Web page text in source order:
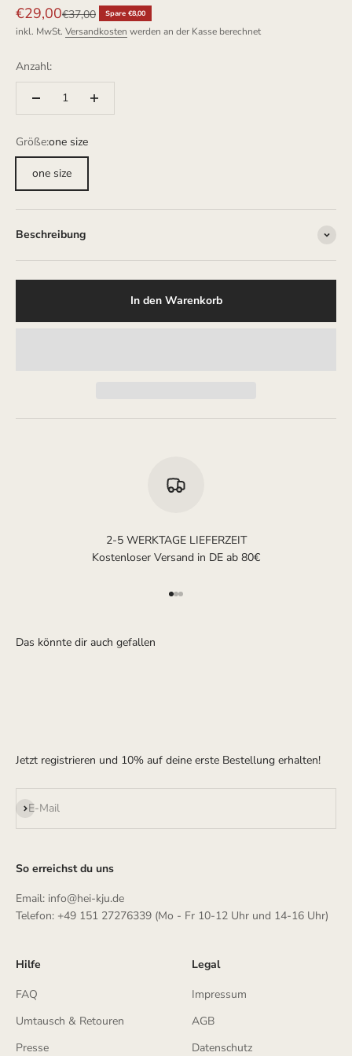
Angebot
€29,00Regulärer Preis
€37,00 Spare €8,00
inkl. MwSt. Versandkosten werden an der Kasse berechnet
Anzahl:
Größe:one size
one size
Beschreibung
In den Warenkorb
2-5 WERKTAGE LIEFERZEIT
Kostenloser Versand in DE ab 80€
Jetzt registrieren und 10% auf deine erste Bestellung erhalten!
E-Mail
Abonnieren
So erreichst du uns
Email: info@hei-kju.de
Telefon: +49 151 27276339 (Mo - Fr 10-12 Uhr und 14-16 Uhr)
Hilfe
FAQ
Umtausch & Retouren
Presse
Legal
Impressum
AGB
Datenschutz